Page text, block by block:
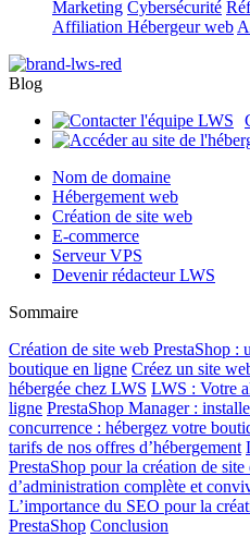
Marketing Cybersécurité
Affiliation Hébergeur web
Blog
Nom de domaine
Hébergement web
Création de site web
E-commerce
Serveur VPS
Devenir rédacteur LWS
Sommaire
Création de site web PrestaShop :
boutique en ligne Créez un site
hébergée chez LWS LWS : Votre
ligne PrestaShop Manager :
concurrence : hébergez votre
tarifs de nos offres d’hébergement
PrestaShop pour la création de site
d’administration complète et
L’importance du SEO pour la
PrestaShop Conclusion